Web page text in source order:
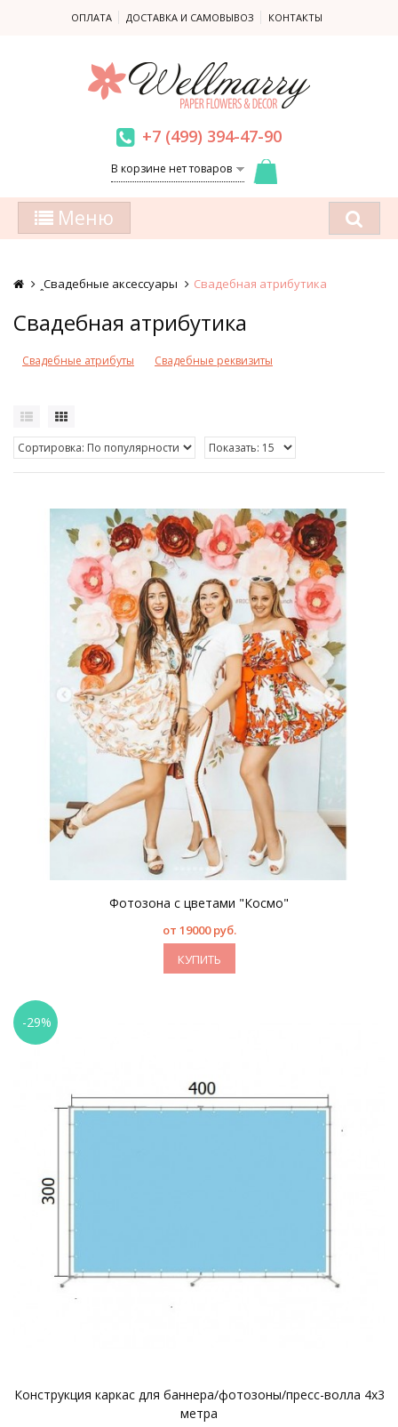
ОПЛАТА ДОСТАВКА И САМОВЫВОЗ КОНТАКТЫ
+7 (499) 394-47-90
В корзине нет товаров
Меню
ꞈСвадебные аксессуары Свадебная атрибутика
Свадебная атрибутика
Свадебные атрибуты Свадебные реквизиты
Фотозона с цветами "Космо"
от 19000 руб.
КУПИТЬ
-29%
Конструкция каркас для баннера/фотозоны/пресс-волла 4х3
метра